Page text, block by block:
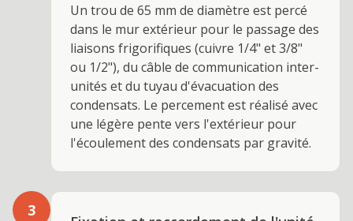
Un trou de 65 mm de diamètre est percé
dans le mur extérieur pour le passage des
liaisons frigorifiques (cuivre 1/4" et 3/8"
ou 1/2"), du câble de communication inter-
unités et du tuyau d'évacuation des
condensats. Le percement est réalisé avec
une légère pente vers l'extérieur pour
l'écoulement des condensats par gravité.
3